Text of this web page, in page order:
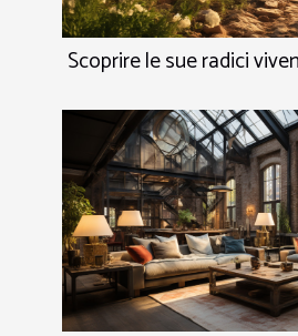
Scoprire le sue radici